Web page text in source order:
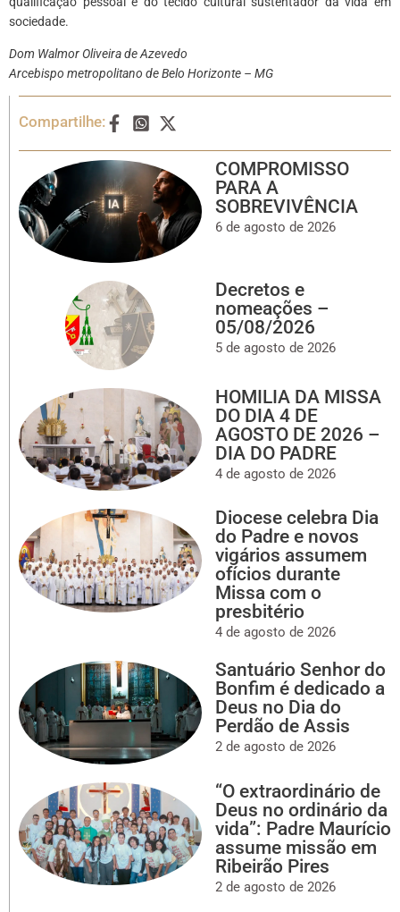
sociedade.
Dom Walmor Oliveira de Azevedo
Arcebispo metropolitano de Belo Horizonte – MG
Compartilhe:
COMPROMISSO
PARA A
SOBREVIVÊNCIA
6 de agosto de 2026
Decretos e
nomeações –
05/08/2026
5 de agosto de 2026
HOMILIA DA MISSA
DO DIA 4 DE
AGOSTO DE 2026 –
DIA DO PADRE
4 de agosto de 2026
Diocese celebra Dia
do Padre e novos
vigários assumem
ofícios durante
Missa com o
presbitério
4 de agosto de 2026
Santuário Senhor do
Bonfim é dedicado a
Deus no Dia do
Perdão de Assis
2 de agosto de 2026
“O extraordinário de
Deus no ordinário da
vida”: Padre Maurício
assume missão em
Ribeirão Pires
2 de agosto de 2026